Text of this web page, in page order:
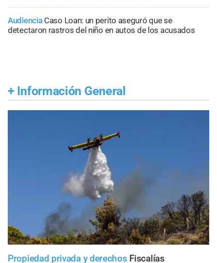
Audiencia Caso Loan: un perito aseguró que se
detectaron rastros del niño en autos de los acusados
+ Información General
Propiedad privada y derechos Fiscalías